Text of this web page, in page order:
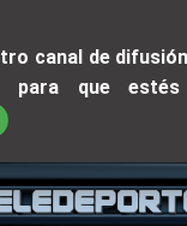
canal de
para que